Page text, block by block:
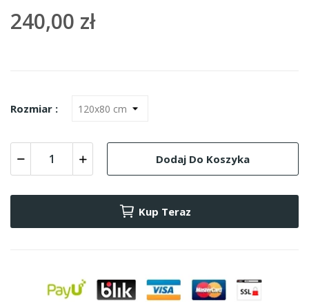
240,00 zł
Rozmiar :
Dodaj Do Koszyka
Kup Teraz